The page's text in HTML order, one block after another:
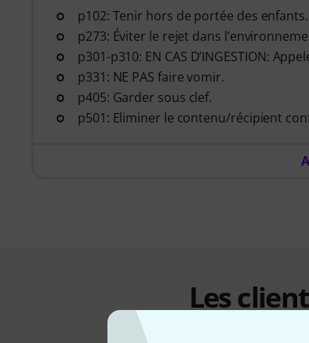
p102: Tenir hors de portée des enfants.
p273: Éviter le rejet dans
p301-p310: EN CAS D’INGESTION:
p331: NE PAS faire vomir.
p405: Garder sous clef.
p501: Eliminer le contenu/récipient
Les